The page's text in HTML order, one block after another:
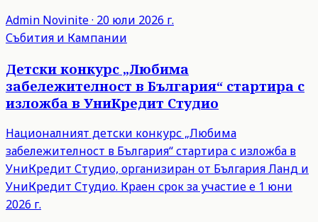
Admin Novinite· 20 юли 2026 г.
Събития и Кампании
Детски конкурс „Любима
забележителност в България“ стартира с
изложба в УниКредит Студио
Националният детски конкурс „Любима
забележителност в България“ стартира с изложба в
УниКредит Студио, организиран от България Ланд и
УниКредит Студио. Краен срок за участие е 1 юни
2026 г.